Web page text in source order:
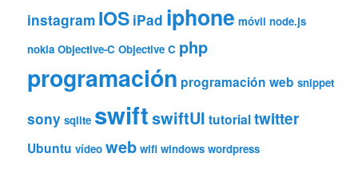
instagram IOS iPad iphone móvil node.js
nokia Objective-C Objective C php
programación programación web snippet
sony sqlite swiftswiftUI tutorialtwitter
Ubuntu vídeo web wifi windows wordpress